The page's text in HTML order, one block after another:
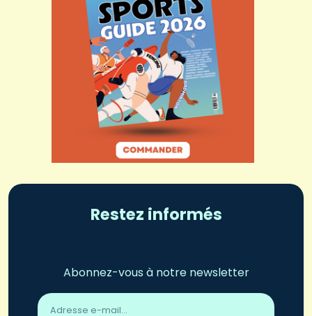
Restez informés
Abonnez-vous à notre newsletter
Adresse
email